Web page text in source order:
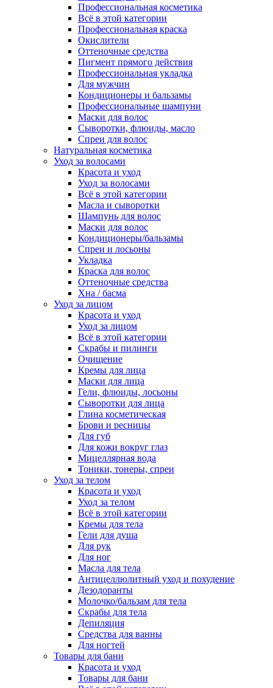
Профессиональная косметика
Всё в этой категории
Профессиональная краска
Окислители
Оттеночные средства
Пигмент прямого действия
Профессиональная укладка
Для мужчин
Кондиционеры и бальзамы
Профессиональные шампуни
Маски для волос
Сыворотки, флюиды, масло
Спреи для волос
Натуральная косметика
Уход за волосами
Красота и уход
Уход за волосами
Всё в этой категории
Масла и сыворотки
Шампунь для волос
Маски для волос
Кондиционеры/бальзамы
Спреи и лосьоны
Укладка
Краска для волос
Оттеночные средства
Хна / басма
Уход за лицом
Красота и уход
Уход за лицом
Всё в этой категории
Скрабы и пилинги
Очищение
Кремы для лица
Маски для лица
Гели, флюиды, лосьоны
Сыворотки для лица
Глина косметическая
Брови и ресницы
Для губ
Для кожи вокруг глаз
Мицеллярная вода
Тоники, тонеры, спреи
Уход за телом
Красота и уход
Уход за телом
Всё в этой категории
Кремы для тела
Гели для душа
Для рук
Для ног
Масла для тела
Антицеллюлитный уход и похудение
Дезодоранты
Молочко/бальзам для тела
Скрабы для тела
Депиляция
Средства для ванны
Для ногтей
Товары для бани
Красота и уход
Товары для бани